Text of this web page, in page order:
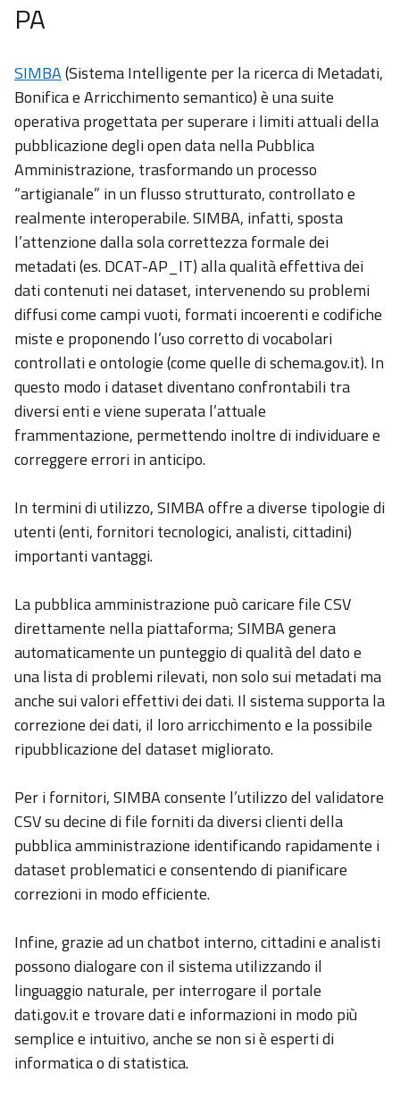
PA
SIMBA(Sistema Intelligente per la ricerca di Metadati,
Bonifica e Arricchimento semantico) è una suite
operativa progettata per superare i limiti attuali della
pubblicazione degli open data nella Pubblica
Amministrazione, trasformando un processo
“artigianale” in un flusso strutturato, controllato e
realmente interoperabile. SIMBA, infatti, sposta
l’attenzione dalla sola correttezza formale dei
metadati (es. DCAT-AP_IT) alla qualità effettiva dei
dati contenuti nei dataset, intervenendo su problemi
diffusi come campi vuoti, formati incoerenti e codifiche
miste e proponendo l’uso corretto di vocabolari
controllati e ontologie (come quelle di schema.gov.it). In
questo modo i dataset diventano confrontabili tra
diversi enti e viene superata l’attuale
frammentazione, permettendo inoltre di individuare e
correggere errori in anticipo.
In termini di utilizzo, SIMBA offre a diverse tipologie di
utenti (enti, fornitori tecnologici, analisti, cittadini)
importanti vantaggi.
La pubblica amministrazione può caricare file CSV
direttamente nella piattaforma; SIMBA genera
automaticamente un punteggio di qualità del dato e
una lista di problemi rilevati, non solo sui metadati ma
anche sui valori effettivi dei dati. Il sistema supporta la
correzione dei dati, il loro arricchimento e la possibile
ripubblicazione del dataset migliorato.
Per i fornitori, SIMBA consente l’utilizzo del validatore
CSV su decine di file forniti da diversi clienti della
pubblica amministrazione identificando rapidamente i
dataset problematici e consentendo di pianificare
correzioni in modo efficiente.
Infine, grazie ad un chatbot interno, cittadini e analisti
possono dialogare con il sistema utilizzando il
linguaggio naturale, per interrogare il portale
dati.gov.it e trovare dati e informazioni in modo più
semplice e intuitivo, anche se non si è esperti di
informatica o di statistica.